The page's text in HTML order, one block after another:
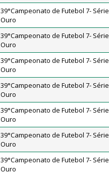
39°Campeonato de Futebol 7- Série
Ouro
39°Campeonato de Futebol 7- Série
Ouro
39°Campeonato de Futebol 7- Série
Ouro
39°Campeonato de Futebol 7- Série
Ouro
39°Campeonato de Futebol 7- Série
Ouro
39°Campeonato de Futebol 7- Série
Ouro
39°Campeonato de Futebol 7- Série
Ouro